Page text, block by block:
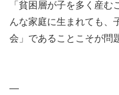
「貧困層が子を多く産
んな家庭に生まれても、
会」であることこそが問
—